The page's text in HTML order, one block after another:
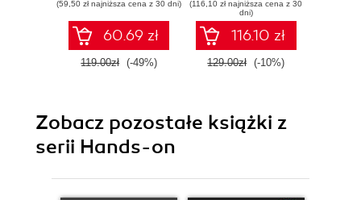
zabezpieczeń
systemu
informatycznego.
Wydanie III
(59,50 zł najniższa cena z 30 dni)
60.69 zł
119.00zł (-49%)
mitigate risks and
prevent attackers
from infiltrating
your system -
Third Edition
(116,10 zł najniższa cena z 30
dni)
116.10 zł
129.00zł (-10%)
Zobacz pozostałe książki z
serii Hands-on